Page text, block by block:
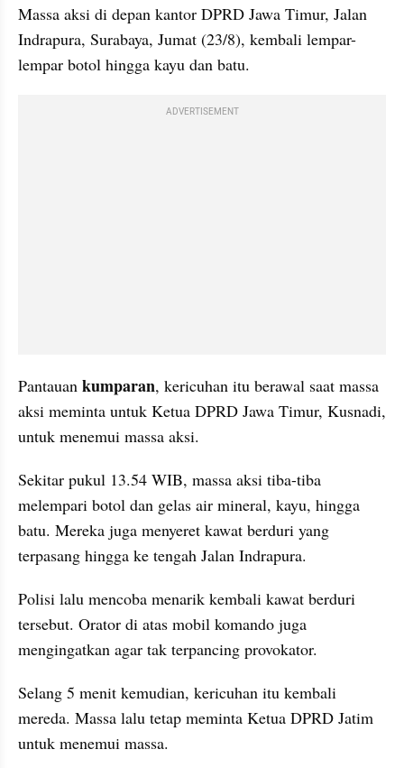
Massa aksi di depan kantor DPRD Jawa Timur, Jalan
Indrapura, Surabaya, Jumat (23/8), kembali lempar-
lempar botol hingga kayu dan batu.
ADVERTISEMENT
Pantauan kumparan, kericuhan itu berawal saat massa
aksi meminta untuk Ketua DPRD Jawa Timur, Kusnadi,
untuk menemui massa aksi.
Sekitar pukul 13.54 WIB, massa aksi tiba-tiba
melempari botol dan gelas air mineral, kayu, hingga
batu. Mereka juga menyeret kawat berduri yang
terpasang hingga ke tengah Jalan Indrapura.
Polisi lalu mencoba menarik kembali kawat berduri
tersebut. Orator di atas mobil komando juga
mengingatkan agar tak terpancing provokator.
Selang 5 menit kemudian, kericuhan itu kembali
mereda. Massa lalu tetap meminta Ketua DPRD Jatim
untuk menemui massa.